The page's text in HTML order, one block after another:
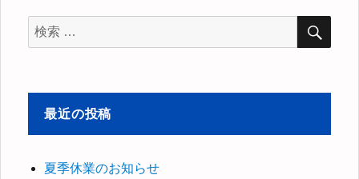
シ
ョ
ン
稿:
検
索
象:
最近の投稿
夏季休業のお知らせ